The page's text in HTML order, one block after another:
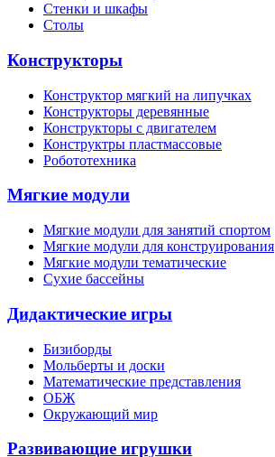
Стенки и шкафы
Столы
Конструкторы
Конструктор мягкий на липучках
Конструкторы деревянные
Конструкторы с двигателем
Конструктры пластмассовые
Робототехника
Мягкие модули
Мягкие модули для занятий спортом
Мягкие модули для конструирования
Мягкие модули тематические
Сухие бассейны
Дидактические игры
Бизиборды
Мольберты и доски
Математические представления
ОБЖ
Окружающий мир
Развивающие игрушки